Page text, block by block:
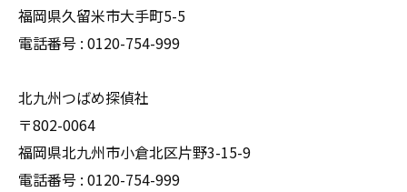
福岡県久留米市大手町5-5
電話番号 : 0120-754-999
北九州つばめ探偵社
〒802-0064
福岡県北九州市小倉北区片野3-15-9
電話番号 : 0120-754-999